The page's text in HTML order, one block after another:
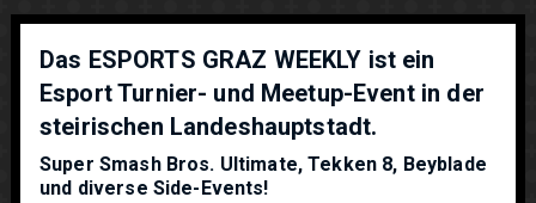
Das ESPORTS GRAZ WEEKLY ist ein
Esport Turnier- und Meetup-Event in der
steirischen Landeshauptstadt.
Super Smash Bros. Ultimate, Tekken 8, Beyblade
und diverse Side-Events!